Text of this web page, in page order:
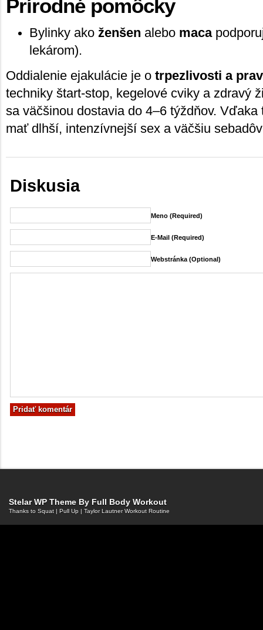
Prírodné pomôcky
Bylinky ako ženšen alebo maca
lekárom).
Oddialenie ejakulácie je o trpezlivosti a
techniky štart-stop, kegelové cviky a zdravý
sa väčšinou dostavia do 4–6 týždňov. Vďaka
mať dlhší, intenzívnejší sex a väčšiu
Diskusia
Meno (required)
E-Mail (required)
Webstránka (Optional)
Stelar WP Theme By Full Body Workout
Thanks to Squat | Pull Up | Taylor Lautner Workout Routine